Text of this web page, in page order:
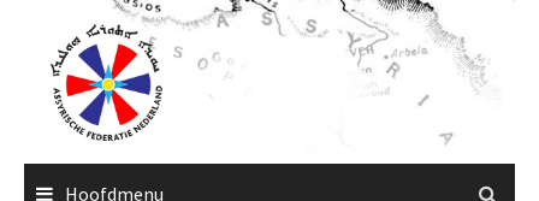
inhoud
Hoofdmenu